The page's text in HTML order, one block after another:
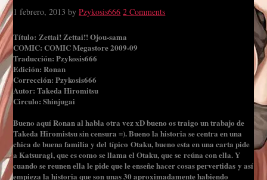
1 febrero, 2013 byPzykosis666 2 Comments
Título: Zettai! Zettai!! Ojou-sama
COMIC: COMIC Megastore 2009-09
Traducción: Pzykosis666
Edición: Ronan
Corrección: Pzykosis666
Autor: Takeda Hiromitsu
Circulo: Shinjugai
Bueno aquí Ronan al habla otra vez xD bueno os traigo un trabajo de
Takeda Hiromistsu sin censura =). Bueno la historia se centra en una
chica de buena familia y del típico Otaku, bueno esta en una carta pide
a Katsuragi, que es como se llama el Otaku, que se reúna con ella. Y
cuando se reunen ella le pide que le enseñe hacer cosas pervertidas y así
empieza la historia que son unas 30 aproximadamente habiendo